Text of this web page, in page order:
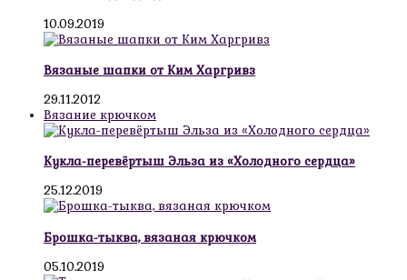
10.09.2019
Вязаные шапки от Ким Харгривз
29.11.2012
Вязание крючком
Кукла-перевёртыш Эльза из «Холодного сердца»
25.12.2019
Брошка-тыква, вязаная крючком
05.10.2019